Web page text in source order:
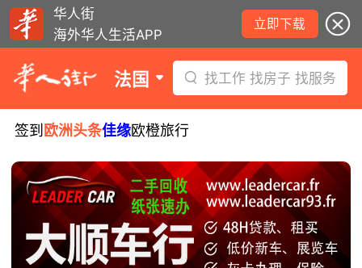
华人街
海外华人生活APP
立即下载
法国 找工作 找房子 找服务
签到 欧洲头条佳缘欧橙旅行